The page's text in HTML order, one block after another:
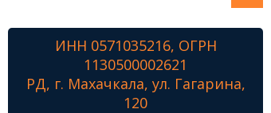
Лизинг
Наши проекты
ИНН 0571035216, ОГРН
1130500002621
РД, г. Махачкала, ул. Гагарина,
120